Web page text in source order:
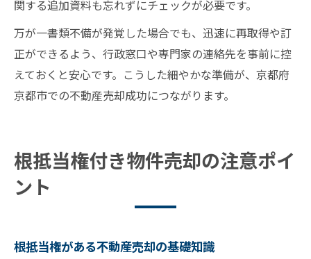
関する追加資料も忘れずにチェックが必要です。
万が一書類不備が発覚した場合でも、迅速に再取得や訂
正ができるよう、行政窓口や専門家の連絡先を事前に控
えておくと安心です。こうした細やかな準備が、京都府
京都市での不動産売却成功につながります。
根抵当権付き物件売却の注意ポイ
ント
根抵当権がある不動産売却の基礎知識